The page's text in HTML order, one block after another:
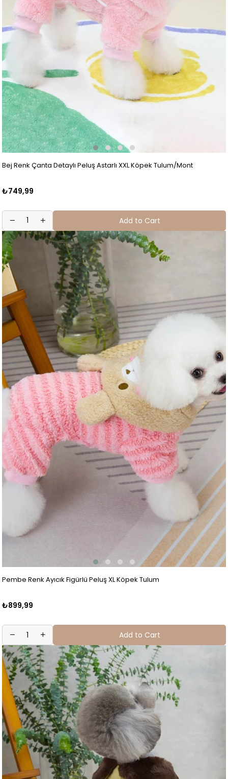
Bej Renk Çanta Detaylı Peluş Astarlı XXL Köpek Tulum/Mont
₺749,99
Add to Cart
Pembe Renk Ayıcık Figürlü Peluş XL Köpek Tulum
₺899,99
Add to Cart